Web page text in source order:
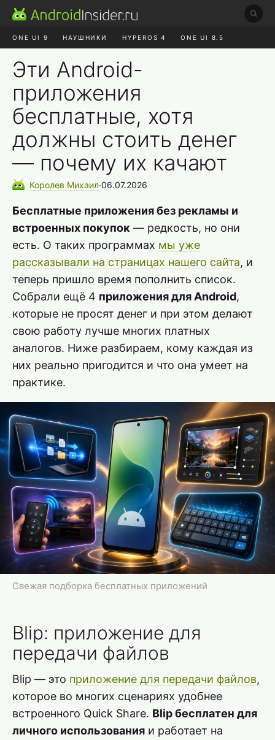
ONE UI 9 НАУШНИКИ HYPEROS 4 ONE UI 8.5
Эти Android-
приложения
бесплатные, хотя
должны стоить денег
— почему их качают
Королев Михаил∙06.07.2026
Бесплатные приложения без рекламы и
встроенных покупок — редкость, но они
есть. О таких программах мы уже
рассказывали на страницах нашего сайта, и
теперь пришло время пополнить список.
Собрали ещё 4 приложения для Android,
которые не просят денег и при этом делают
свою работу лучше многих платных
аналогов. Ниже разбираем, кому каждая из
них реально пригодится и что она умеет на
практике.
Свежая подборка бесплатных приложений
Blip: приложение для
передачи файлов
Blip — это приложение для передачи файлов,
которое во многих сценариях удобнее
встроенного Quick Share. Blip бесплатен для
личного использования и работает на